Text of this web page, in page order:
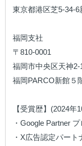
東京都港区芝5-34-
福岡支社
〒810-0001
福岡市中央区天神2-
福岡PARCO新館５
【受賞歴】(2024年
・Google Partner
・X広告認定パー